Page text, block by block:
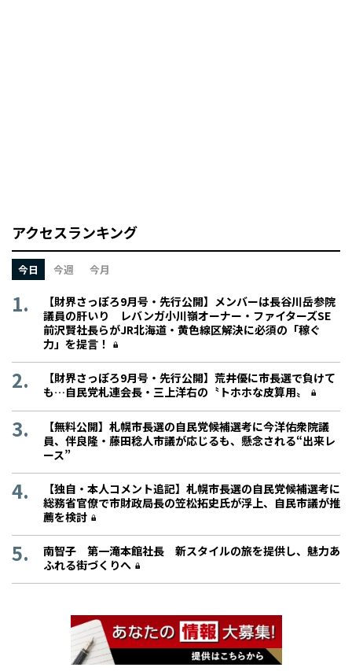
アクセスランキング
今日 今週 今月
【財界さっぽろ9月号・先行公開】メンバーは長谷川岳参院
議員の肝いり レバンガ小川嶺オーナー・ファイターズSE
前沢賢社長らがJR北海道・黄色線区解決に必須の「稼ぐ
力」を提言！
【財界さっぽろ9月号・先行公開】荒井優に市長選で負けて
も…自民党札連会長・三上洋右の〝トホホな皮算用〟
【無料公開】札幌市長選の自民党候補選考に今洋佑衆院議
員、伴良隆・藤田稔人市議が応じるも、懸念される“出来レ
ース”
【独自・本人コメント追記】札幌市長選の自民党候補選考に
総務省官僚で市財政局長の笠松拓史氏が浮上、自民市議が推
薦を検討
南智子 第一滝本館社長 新スタイルの旅を提供し、魅力あ
ふれる街づくりへ